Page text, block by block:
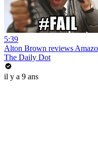
5:39
Alton Brown reviews
The Daily Dot
il y a 9 ans